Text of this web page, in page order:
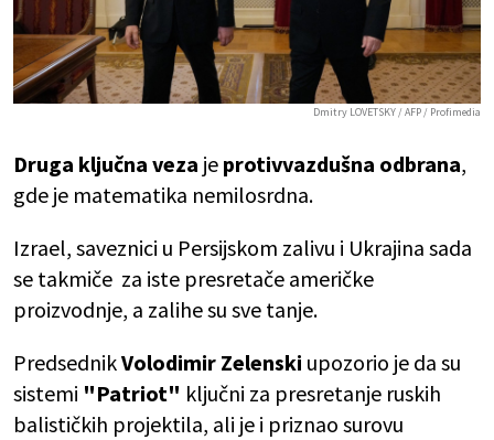
Dmitry LOVETSKY / AFP / Profimedia
Druga ključna veza je protivvazdušna odbrana,
gde je matematika nemilosrdna.
Izrael, saveznici u Persijskom zalivu i Ukrajina sada
se takmiče za iste presretače američke
proizvodnje, a zalihe su sve tanje.
PredsednikVolodimir Zelenski upozorio je da su
sistemi "Patriot" ključni za presretanje ruskih
balističkih projektila, ali je i priznao surovu